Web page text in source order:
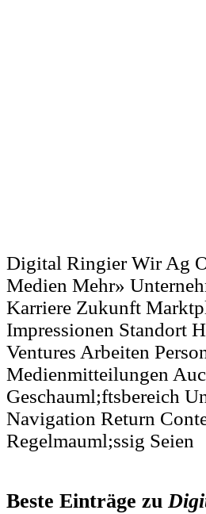
Digital Ringier Wir Ag
Medien Mehr»
Karriere Zukunft
Impressionen Standort
Ventures Arbeiten
Medienmitteilungen
Geschauml;ftsbereich
Navigation Return
Regelmauml;ssig Seien
Beste Einträge zu